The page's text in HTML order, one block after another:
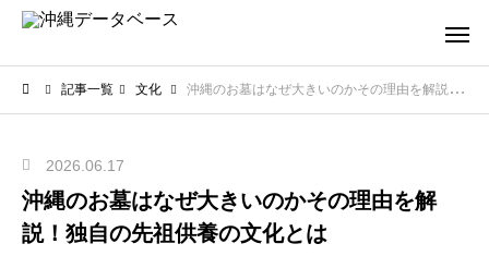
記事一覧 文化 沖縄のお墓はなぜ大きいのかその理由を解説！独自の先祖供養の文化とは
2026.06.17
沖縄のお墓はなぜ大きいのかその理由を解
説！独自の先祖供養の文化とは